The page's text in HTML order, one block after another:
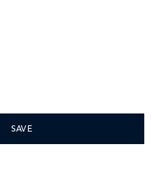
SAVE